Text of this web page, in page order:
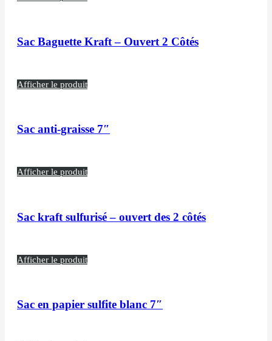
Sac Baguette Kraft – Ouvert 2 Côtés
Afficher le produit
Sac anti-graisse 7″
Afficher le produit
Sac kraft sulfurisé – ouvert des 2 côtés
Afficher le produit
Sac en papier sulfite blanc 7″